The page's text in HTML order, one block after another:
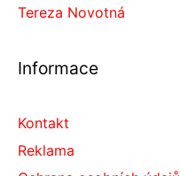
Tereza Novotná
Informace
Kontakt
Reklama